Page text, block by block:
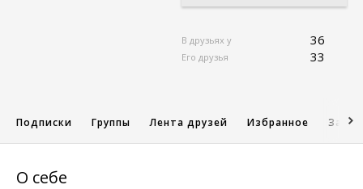
В друзьях у 36
Его друзья 33
Подписки Группы Лента друзей Избранное
О себе